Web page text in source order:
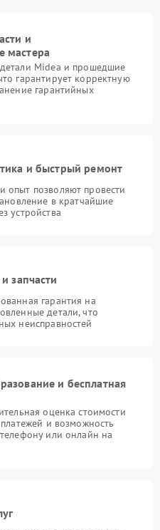
и
мастера
Midea и прошедшие
гарантирует корректную
гарантийных
и быстрый ремонт
позволяют провести
в кратчайшие
устройства
запчасти
гарантия на
детали, что
неисправностей
и бесплатная
оценка стоимости
и возможность
или онлайн на